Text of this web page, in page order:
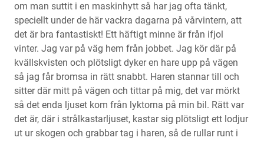
om man suttit i en maskinhytt så har jag ofta tänkt,
speciellt under de här vackra dagarna på vårvintern, att
det är bra fantastiskt! Ett häftigt minne är från ifjol
vinter. Jag var på väg hem från jobbet. Jag kör där på
kvällskvisten och plötsligt dyker en hare upp på vägen
så jag får bromsa in rätt snabbt. Haren stannar till och
sitter där mitt på vägen och tittar på mig, det var mörkt
så det enda ljuset kom från lyktorna på min bil. Rätt var
det är, där i strålkastarljuset, kastar sig plötsligt ett lodjur
ut ur skogen och grabbar tag i haren, så de rullar runt i